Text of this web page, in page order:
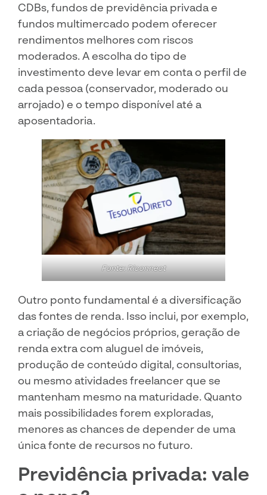
CDBs, fundos de previdência privada e
fundos multimercado podem oferecer
rendimentos melhores com riscos
moderados. A escolha do tipo de
investimento deve levar em conta o perfil de
cada pessoa (conservador, moderado ou
arrojado) e o tempo disponível até a
aposentadoria.
Fonte: Riconnect
Outro ponto fundamental é a diversificação
das fontes de renda. Isso inclui, por exemplo,
a criação de negócios próprios, geração de
renda extra com aluguel de imóveis,
produção de conteúdo digital, consultorias,
ou mesmo atividades freelancer que se
mantenham mesmo na maturidade. Quanto
mais possibilidades forem exploradas,
menores as chances de depender de uma
única fonte de recursos no futuro.
Previdência privada: vale